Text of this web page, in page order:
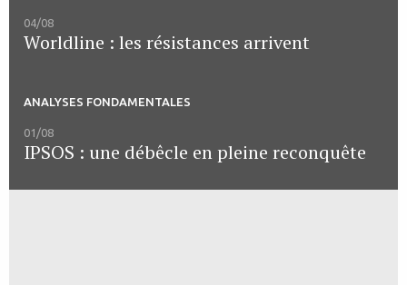
04/08
Worldline : les résistances arrivent
ANALYSES FONDAMENTALES
01/08
IPSOS : une débêcle en pleine reconquête